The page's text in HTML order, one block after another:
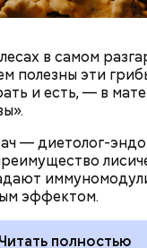
в самом
полезны эти
и есть, — в
— диетолог-
эффектом.
Читать полностью
молнией
Бычков:
«Грязная» зона:
жизнь в
Чернобыльской
восемь
уровня
Макеев
из города,
делать раньше